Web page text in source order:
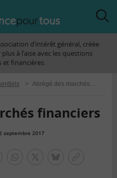
d’intérêt général, créée
à l’aise avec les questions
et financières.
> Abrégé des marchés financiers
financiers
septembre 2017